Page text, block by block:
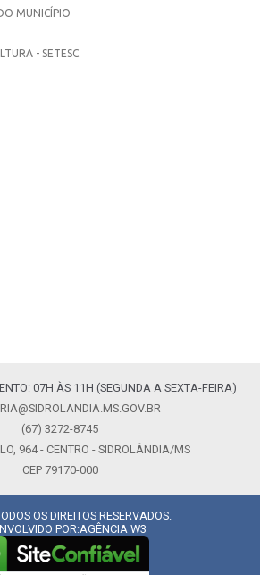
MUNICÍPIO
- SETESC
07H ÀS 11H (SEGUNDA A SEXTA-FEIRA)
(67) 3272-8745
964 - CENTRO - SIDROLÂNDIA/MS
CEP 79170-000
OS DIREITOS RESERVADOS.
POR:AGÊNCIA W3